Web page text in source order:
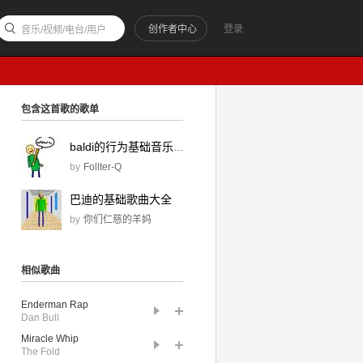
登录
创作者中心
音乐/视频/电台/用户